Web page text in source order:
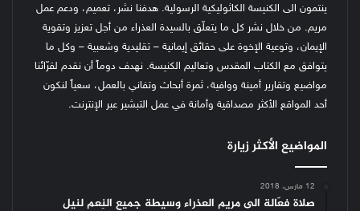
ينتمون الى الكنيسة الكاثوليكية الرسولية. هدفنا نشر، تعميم، ودعم عمل
مريم. من خلال نشر كل ما يتعلّق بالسيدة العذراء من أجل تعزيز وتقوية
الإيمان، وتوعية الإخوة على حقائق إيمانية – تقليدية وشعبية – وكل ما
يتوافق مع الكتاب المقدس وتعاليم الكنيسة. نهدف دوماً أن نقدم لقرّائنا
مواضيع وتقارير أمينة ووافية، ثمرة أبحاث وتفاني بالعمل، سعياً لنكون
أحد المواقع الأكثر مصداقية وأمانة في عمل التبشير عبر الإنترنت.
المواضيع الأكثر زيارة
12 مارس، 2018
صلاة فعّالة الى مريم العذراء وسيطة جميع النِعم لنيل